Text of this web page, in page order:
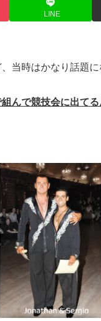
LINE
当時はかなり話題に
んで競技会に出てる